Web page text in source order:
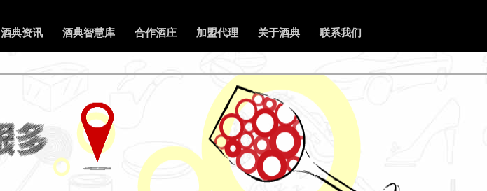
酒典资讯 酒典智慧库 合作酒庄 加盟代理 关于酒典 联系我们